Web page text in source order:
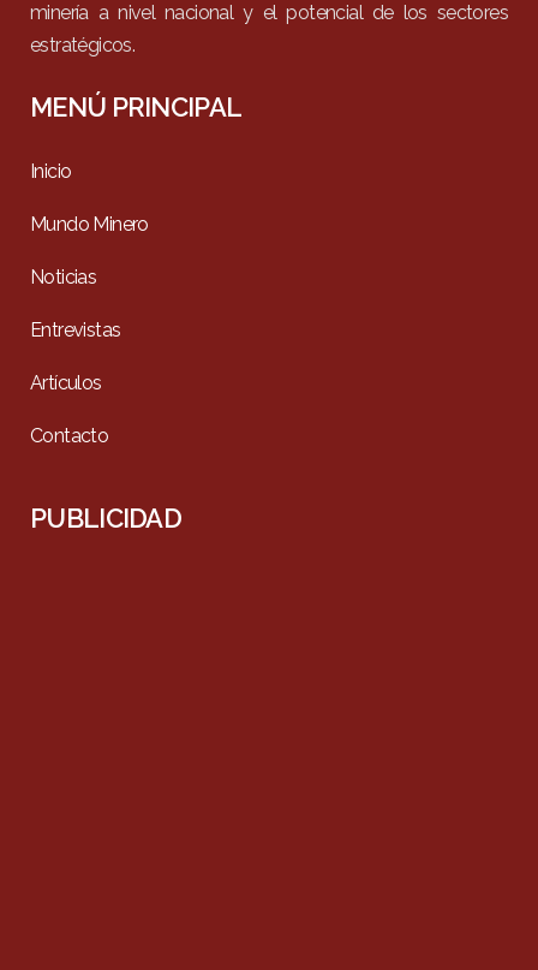
minería a nivel nacional y el potencial de los sectores
estratégicos.
MENÚ PRINCIPAL
Inicio
Mundo Minero
Noticias
Entrevistas
Artículos
Contacto
PUBLICIDAD